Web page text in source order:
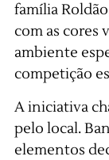
família
com as cores
ambiente
competição
A iniciativa
pelo local.
elementos